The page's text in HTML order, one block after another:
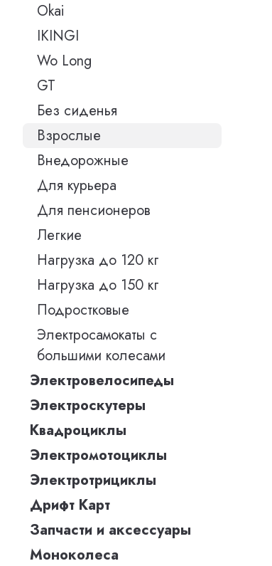
Okai
IKINGI
Wo Long
GT
Без сиденья
Взрослые
Внедорожные
Для курьера
Для пенсионеров
Легкие
Нагрузка до 120 кг
Нагрузка до 150 кг
Подростковые
Электросамокаты с
большими колесами
Электровелосипеды
Электроскутеры
Квадроциклы
Электромотоциклы
Электротрициклы
Дрифт Карт
Запчасти и аксессуары
Моноколеса